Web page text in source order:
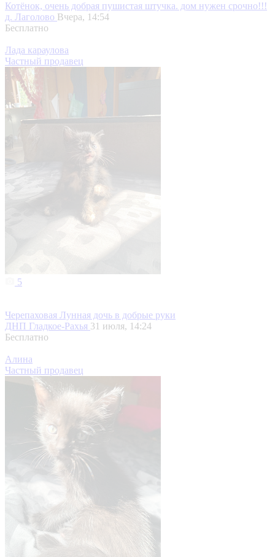
Котёнок, очень добрая пушистая штучка. дом нужен срочно!!!
д. Лаголово Вчера, 14:54
Бесплатно
Лада караулова
Частный продавец
5
Черепаховая Лунная дочь в добрые руки
ДНП Гладкое-Рахья 31 июля, 14:24
Бесплатно
Алина
Частный продавец